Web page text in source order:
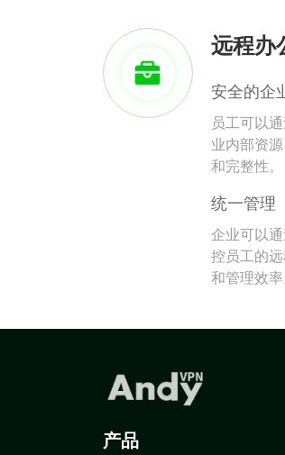
远程办
安全的企
员工可以
业内部资
和完整性。
统一管理
企业可以
控员工的
和管理效率
产品